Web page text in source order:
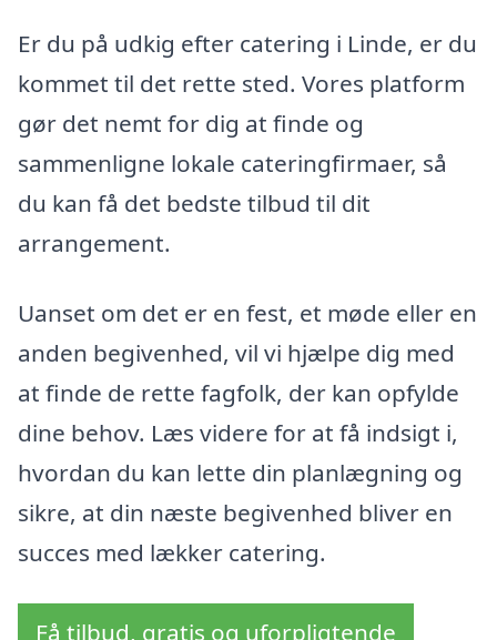
Er du på udkig efter catering i Linde, er du
kommet til det rette sted. Vores platform
gør det nemt for dig at finde og
sammenligne lokale cateringfirmaer, så
du kan få det bedste tilbud til dit
arrangement.
Uanset om det er en fest, et møde eller en
anden begivenhed, vil vi hjælpe dig med
at finde de rette fagfolk, der kan opfylde
dine behov. Læs videre for at få indsigt i,
hvordan du kan lette din planlægning og
sikre, at din næste begivenhed bliver en
succes med lækker catering.
Få tilbud, gratis og uforpligtende